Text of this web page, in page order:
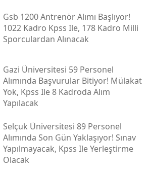
Gsb 1200 Antrenör Alımı Başlıyor!
1022 Kadro Kpss Ile, 178 Kadro Milli
Sporculardan Alınacak
Gazi Üniversitesi 59 Personel
Alımında Başvurular Bitiyor! Mülakat
Yok, Kpss Ile 8 Kadroda Alım
Yapılacak
Selçuk Üniversitesi 89 Personel
Alımında Son Gün Yaklaşıyor! Sınav
Yapılmayacak, Kpss Ile Yerleştirme
Olacak